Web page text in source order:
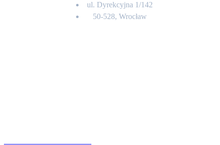
ul. Dyrekcyjna 1/142
50-528, Wrocław